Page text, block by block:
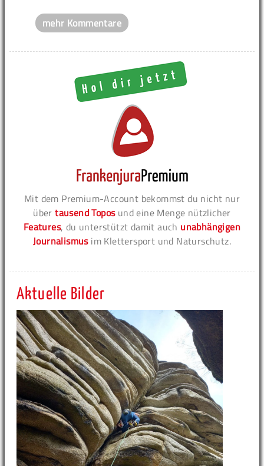
mehr Kommentare
Mit dem Premium-Account bekommst du nicht nur
übertausend Toposund eine Menge nützlicher
Features, du unterstützt damit auch unabhängigen
Journalismusim Klettersport und Naturschutz.
Aktuelle Bilder